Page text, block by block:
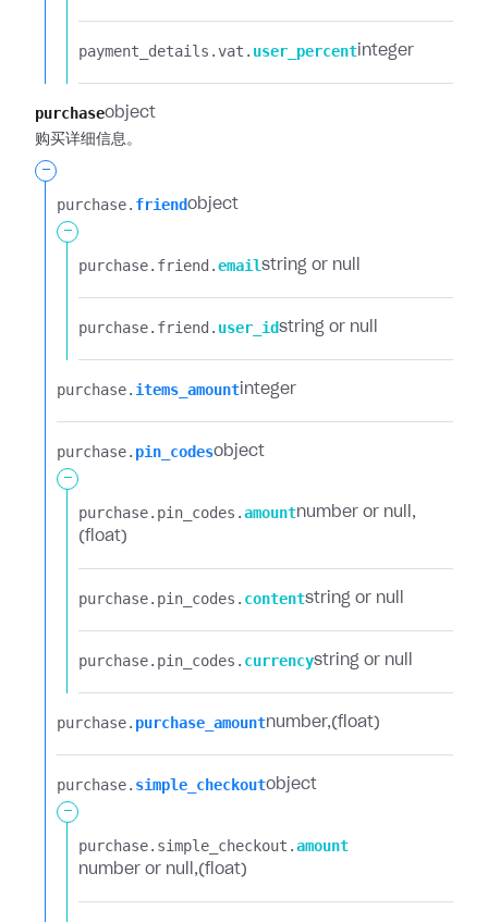
payment_details.​vat.​ user_percent integer
purchaseobject
购买详细信息。
-
purchase.​ friendobject
-
purchase.​ friend.​emailstring or null
purchase.​ friend.​ user_idstring or null
purchase.​ items_amount integer
purchase.​ pin_codesobject
-
purchase.​ pin_codes.​amountnumber or null
(float)
purchase.​ pin_codes.​ contentstring or null
purchase.​ pin_codes.​ currencystring or null
purchase.​ purchase_amountnumber (float)
purchase.​ simple_checkoutobject
-
purchase.​ simple_checkout.​amount
number or null (float)